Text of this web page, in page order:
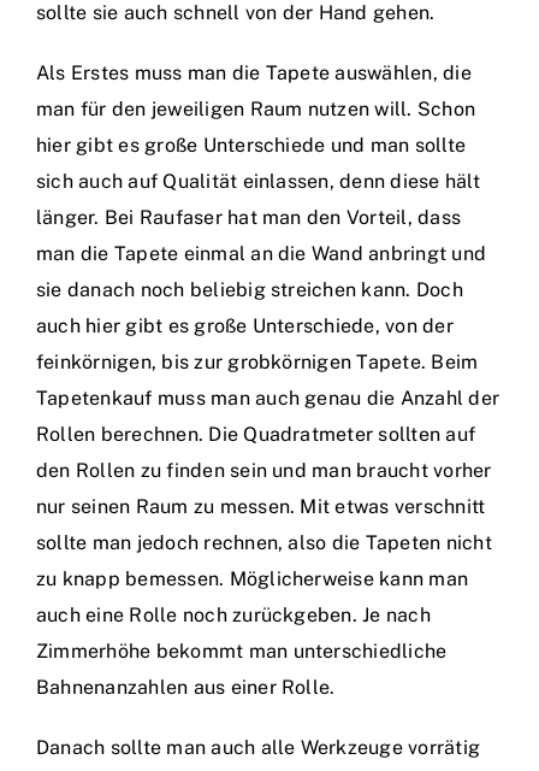
sollte sie auch schnell von der Hand gehen.
Als Erstes muss man die Tapete auswählen, die
man für den jeweiligen Raum nutzen will. Schon
hier gibt es große Unterschiede und man sollte
sich auch auf Qualität einlassen, denn diese hält
länger. Bei Raufaser hat man den Vorteil, dass
man die Tapete einmal an die Wand anbringt und
sie danach noch beliebig streichen kann. Doch
auch hier gibt es große Unterschiede, von der
feinkörnigen, bis zur grobkörnigen Tapete. Beim
Tapetenkauf muss man auch genau die Anzahl der
Rollen berechnen. Die Quadratmeter sollten auf
den Rollen zu finden sein und man braucht vorher
nur seinen Raum zu messen. Mit etwas verschnitt
sollte man jedoch rechnen, also die Tapeten nicht
zu knapp bemessen. Möglicherweise kann man
auch eine Rolle noch zurückgeben. Je nach
Zimmerhöhe bekommt man unterschiedliche
Bahnenanzahlen aus einer Rolle.
Danach sollte man auch alle Werkzeuge vorrätig